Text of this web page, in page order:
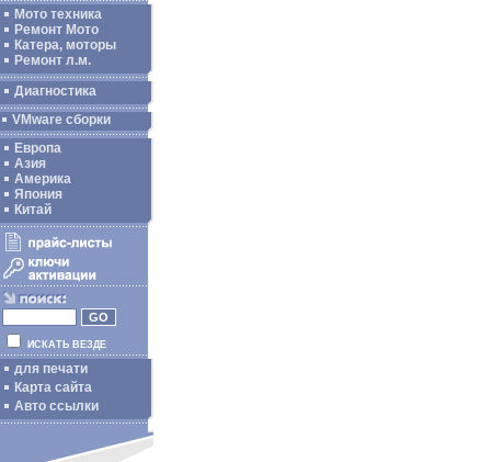
Мото техника
Ремонт Мото
Катера, моторы
Ремонт л.м.
Диагностика
VMware сборки
Европа
Азия
Америка
Япония
Китай
ИСКАТЬ ВЕЗДЕ
для печати
Карта сайта
Авто ссылки